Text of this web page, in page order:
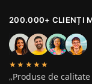
200.000+ CLIENȚI
★★★★★
„Produse de